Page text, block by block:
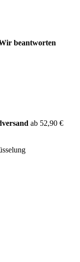
beantworten
ab 52,90 €